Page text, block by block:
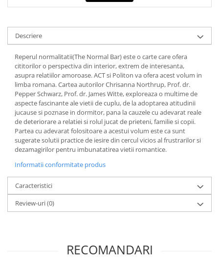
Sa coloram cu Nicol
Codul copiilor de succes
Clubul Premiantilor
Super pitici 2-5 ani
Culegeri Auxiliare
Dezvoltare personala
Dictionare
Enciclopedii
Kids Book Club
Legende istorice
Literatura Scolara
Elevi de 10 plus
Lecturi Scolare
Manuale - Carte Scolara
Descriere
Reperul normalitatii(The Normal Bar) este o carte care ofera
cititorilor o perspectiva din interior, extrem de interesanta,
asupra relatiilor amoroase. ACT si Politon va ofera acest volum in
limba romana. Cartea autorilor Chrisanna Northrup, Prof. dr.
Pepper Schwarz, Prof. dr. James Witte, exploreaza o multime de
aspecte fascinante ale vietii de cuplu, de la adoptarea atitudinii
jucause si poznase in dormitor, pana la cauzele cu adevarat reale
de deteriorare a relatiei si rolul jucat de prieteni, familie si copii.
Partea cu adevarat folositoare a acestui volum este ca sunt
sugerate solutii practice de iesire din cercul vicios al frustrarilor si
dezamagirilor pentru imbunatatirea vietii romantice.
Informatii conformitate produs
Caracteristici
Review-uri(0)
RECOMANDARI